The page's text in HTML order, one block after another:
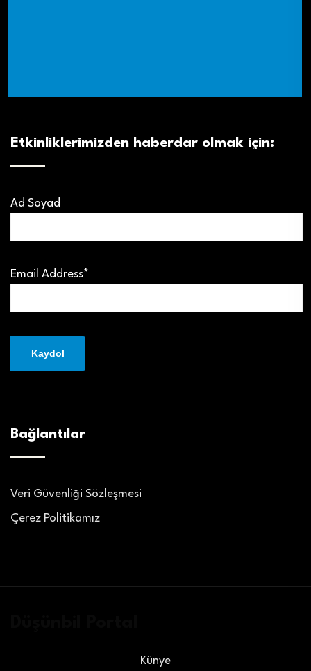
Etkinliklerimizden haberdar olmak için:
Ad Soyad
Email Address*
Bağlantılar
Veri Güvenliği Sözleşmesi
Çerez Politikamız
Künye